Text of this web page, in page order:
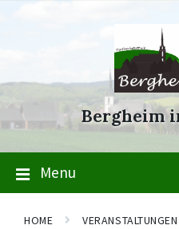
Skip
Skip
Skip
Bergheim
Menu
HOME VERANSTALTUNGEN